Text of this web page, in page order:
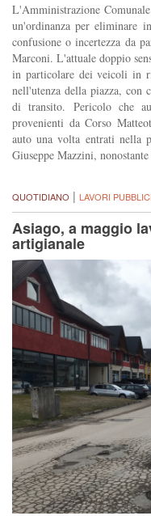
L'Amministrazione
un'ordinanza per eliminare
confusione o incertezza da
Marconi. L'attuale doppio
in particolare dei veicoli in
nell'utenza della piazza, con
di transito. Pericolo che
provenienti da Corso
auto una volta entrati nella
Giuseppe Mazzini,
QUOTIDIANO | LAVORI PUBBLICI
Asiago, a maggio
artigianale